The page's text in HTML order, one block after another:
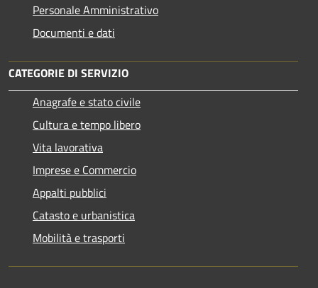
Personale Amministrativo
Documenti e dati
CATEGORIE DI SERVIZIO
Anagrafe e stato civile
Cultura e tempo libero
Vita lavorativa
Imprese e Commercio
Appalti pubblici
Catasto e urbanistica
Mobilità e trasporti